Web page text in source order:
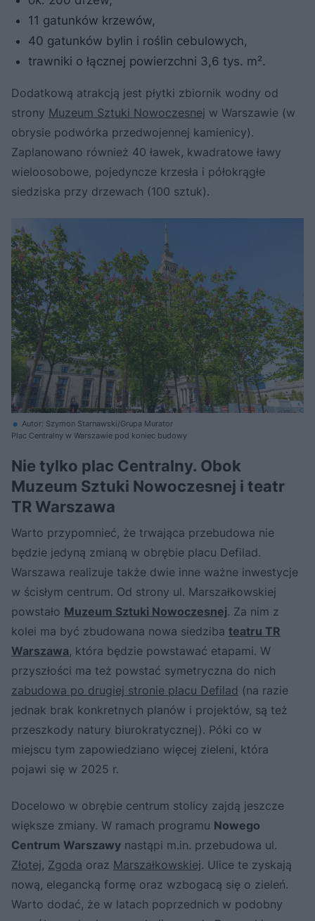
11 gatunków krzewów,
40 gatunków bylin i roślin cebulowych,
trawniki o łącznej powierzchni 3,6 tys. m².
Dodatkową atrakcją jest płytki zbiornik wodny od
strony Muzeum Sztuki Nowoczesnej w Warszawie (w
obrysie podwórka przedwojennej kamienicy).
Zaplanowano również 40 ławek, kwadratowe ławy
wieloosobowe, pojedyncze krzesła i półokrągłe
siedziska przy drzewach (100 sztuk).
Autor: Szymon Starnawski/Grupa Murator
Plac Centralny w Warszawie pod koniec budowy
Nie tylko plac Centralny. Obok
Muzeum Sztuki Nowoczesnej i teatr
TR Warszawa
Warto przypomnieć, że trwająca przebudowa nie
będzie jedyną zmianą w obrębie placu Defilad.
Warszawa realizuje także dwie inne ważne inwestycje
w ścisłym centrum. Od strony ul. Marszałkowskiej
powstało Muzeum Sztuki Nowoczesnej. Za nim z
kolei ma być zbudowana nowa siedziba teatru TR
Warszawa, która będzie powstawać etapami. W
przyszłości ma też powstać symetryczna do nich
zabudowa po drugiej stronie placu Defilad (na razie
jednak brak konkretnych planów i projektów, są też
przeszkody natury biurokratycznej). Póki co w
miejscu tym zapowiedziano więcej zieleni, która
pojawi się w 2025 r.
Docelowo w obrębie centrum stolicy zajdą jeszcze
większe zmiany. W ramach programu Nowego
Centrum Warszawy nastąpi m.in. przebudowa ul.
Złotej, Zgoda oraz Marszałkowskiej. Ulice te zyskają
nową, elegancką formę oraz wzbogacą się o zieleń.
Warto dodać, że w latach poprzednich w podobny